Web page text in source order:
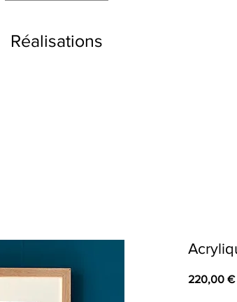
Réalisations
220,00 €